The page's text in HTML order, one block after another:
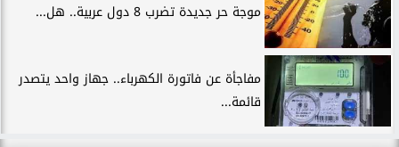
موجة حر جديدة تضرب 8 دول عربية.. هل...
مفاجأة عن فاتورة الكهرباء.. جهاز واحد يتصدر
قائمة...